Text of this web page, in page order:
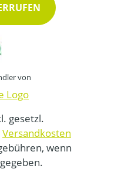
von
gesetzl.
Versandkosten
wenn